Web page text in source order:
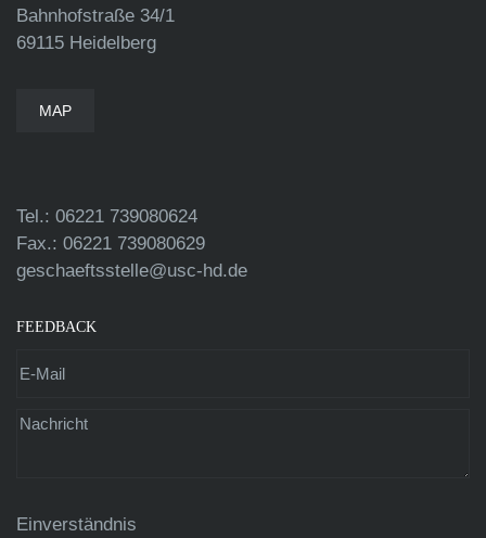
Bahnhofstraße 34/1
69115 Heidelberg
MAP
Tel.: 06221 739080624
Fax.: 06221 739080629
geschaeftsstelle@usc-hd.de
FEEDBACK
Einverständnis